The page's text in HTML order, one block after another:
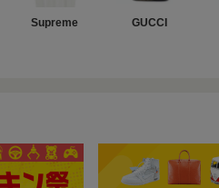
Supreme GUCCI